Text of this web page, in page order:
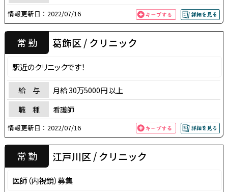
情報更新日：2022/07/16
常 勤 葛飾区 / クリニック
駅近のクリニックです！
給 与
月給 30万5000円 以上
職 種
看護師
情報更新日： 2022/07/16
常 勤 江戸川区 / クリニック
医師（内視鏡）募集